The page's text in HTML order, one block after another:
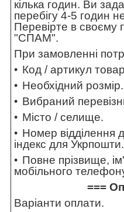
кілька годин. Ви
перебігу 4-5 годин
Перевірте в своєму
"СПАМ".
При замовленні
Код / артикул
Необхідний розмір.
Вибраний
Місто / селище.
Номер відділення
індекс для Укрпошти.
Повне прізвище,
мобільного
===
Варіанти оплати.